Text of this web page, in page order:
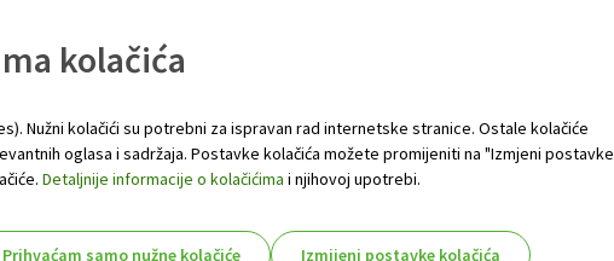
kolačića
Nužni kolačići su potrebni za ispravan rad internetske stranice. Ostale kolačiće
oglasa i sadržaja. Postavke kolačića možete promijeniti na "Izmjeni postavke
Detaljnije informacije o kolačićima i njihovoj upotrebi.
Prihvaćam samo nužne kolačiće
Izmijeni postavke kolačića